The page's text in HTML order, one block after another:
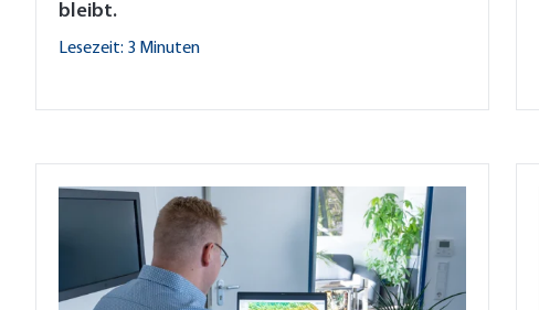
bleibt.
Lesezeit: 3 Minuten